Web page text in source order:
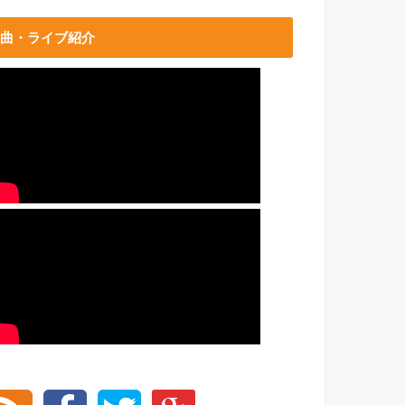
曲・ライブ紹介